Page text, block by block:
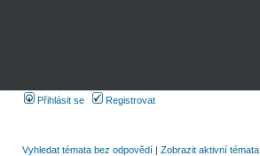
Přihlásit se Registrovat
Vyhledat témata bez odpovědí | Zobrazit aktivní témata